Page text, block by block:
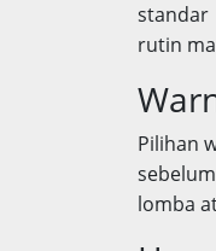
standar
rutin
Pilihan
lomba